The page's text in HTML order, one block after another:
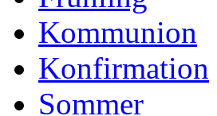
Kommunion
Konfirmation
Sommer